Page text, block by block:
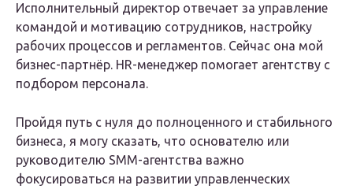
Исполнительный директор отвечает за управление
командой и мотивацию сотрудников, настройку
рабочих процессов и регламентов. Сейчас она мой
бизнес-партнёр. HR-менеджер помогает агентству с
подбором персонала.
Пройдя путь с нуля до полноценного и стабильного
бизнеса, я могу сказать, что основателю или
руководителю SMM-агентства важно
фокусироваться на развитии управленческих